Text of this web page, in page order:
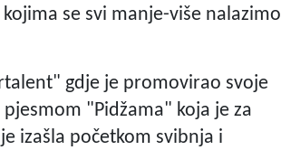
se svi manje-više nalazimo
gdje je promovirao svoje
"Pidžama" koja je za
izašla početkom svibnja i